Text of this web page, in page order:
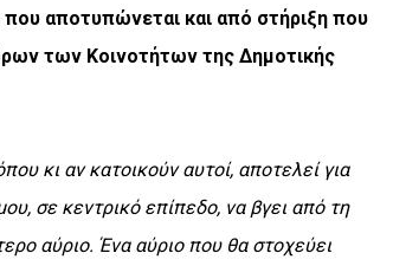
αποτυπώνεται και από στήριξη που
των Κοινοτήτων της Δημοτικής
κι αν κατοικούν αυτοί, αποτελεί για
σε κεντρικό επίπεδο, να βγει από τη
αύριο. Ένα αύριο που θα στοχεύει